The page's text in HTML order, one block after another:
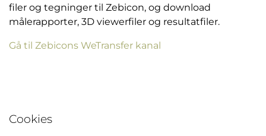
filer og tegninger til Zebicon, og download
målerapporter, 3D viewerfiler og resultatfiler.
Gå til Zebicons WeTransfer kanal
Cookies